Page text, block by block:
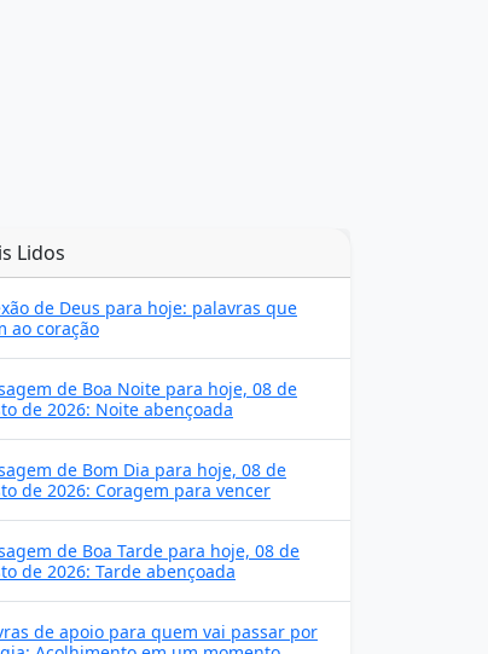
Lidos
de Deus para hoje: palavras que
ao coração
de Boa Noite para hoje, 08 de
de 2026: Noite abençoada
de Bom Dia para hoje, 08 de
de 2026: Coragem para vencer
de Boa Tarde para hoje, 08 de
de 2026: Tarde abençoada
de apoio para quem vai passar por